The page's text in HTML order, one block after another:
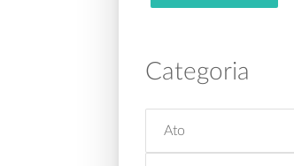
Categoria
Ato